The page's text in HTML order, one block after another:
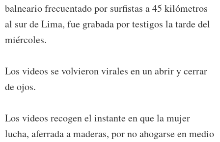
balneario frecuentado por surfistas a 45 kilómetros
al sur de Lima, fue grabada por testigos la tarde del
miércoles.
Los videos se volvieron virales en un abrir y cerrar
de ojos.
Los videos recogen el instante en que la mujer
lucha, aferrada a maderas, por no ahogarse en medio